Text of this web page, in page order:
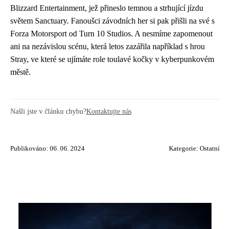
Blizzard Entertainment, jež přineslo temnou a strhující jízdu
světem Sanctuary. Fanoušci závodních her si pak přišli na své s
Forza Motorsport od Turn 10 Studios. A nesmíme zapomenout
ani na nezávislou scénu, která letos zazářila například s hrou
Stray, ve které se ujímáte role toulavé kočky v kyberpunkovém
městě.
Našli jste v článku chybu?Kontaktujte nás
Publikováno: 06. 06. 2024 Kategorie: Ostatní